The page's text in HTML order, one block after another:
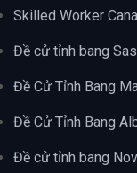
Skilled Worker
Đề cử tỉnh bang
Đề Cử Tỉnh Bang
Đề Cử Tỉnh Bang
Đề cử tỉnh bang